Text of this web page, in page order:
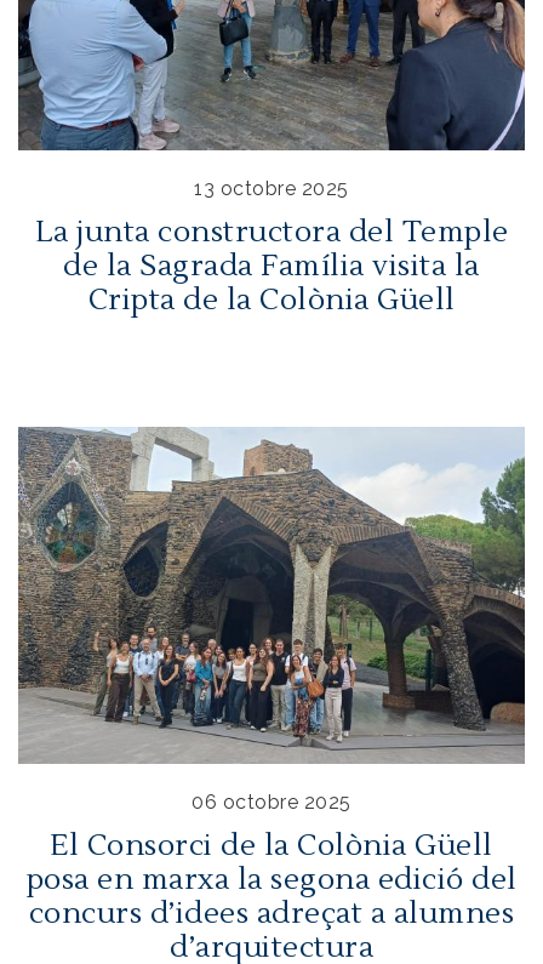
13 octobre 2025
La junta constructora del Temple
de la Sagrada Família visita la
Cripta de la Colònia Güell
06 octobre 2025
El Consorci de la Colònia Güell
posa en marxa la segona edició del
concurs d’idees adreçat a alumnes
d’arquitectura